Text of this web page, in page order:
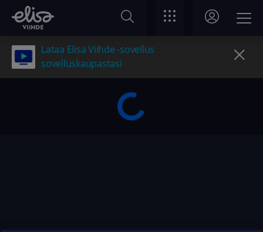
Lataa Elisa Viihde -sovellus
sovelluskaupastasi